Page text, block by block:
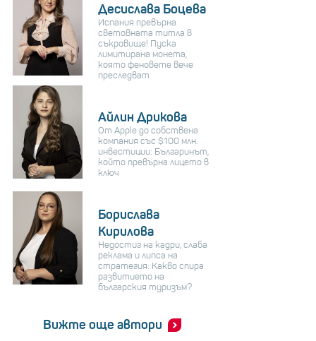
Десислава Боцева
Испания превърна
световната титла в
съкровище! Пуска
лимитирана монета,
която феновете вече
преследват
Айлин Дрикова
От Apple до собствена
компания със $100 млн.
инвестиции: Българинът,
който превърна лицето в
ключ
Борислава
Кирилова
Недостиг на кадри, слаба
реклама и липса на
стратегия: Какво спира
развитието на
българския туризъм?
Вижте още автори